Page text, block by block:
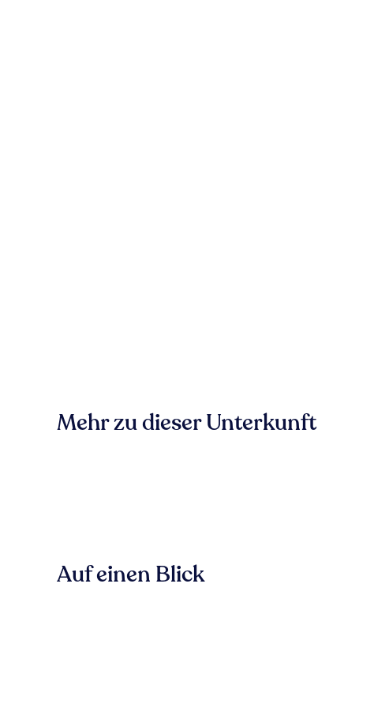
Mehr zu dieser Unterkunft
Auf einen Blick